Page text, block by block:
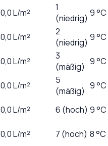
0,0L/m²
1
(niedrig) 9 °C
0,0L/m²
2
(niedrig) 9 °C
0,0L/m²
3
(mäßig) 9 °C
0,0L/m²
5
(mäßig) 9 °C
0,0L/m² 6 (hoch) 9 °C
0,0L/m² 7 (hoch) 8 °C